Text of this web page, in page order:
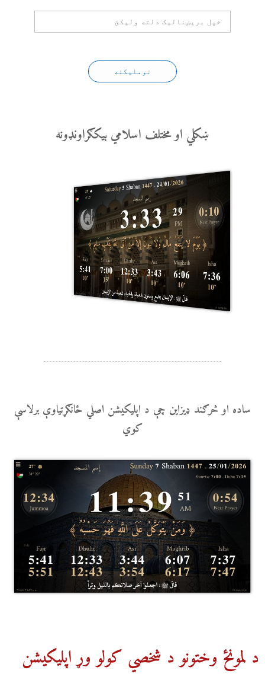
نوملیکنه
ښکلي او مختلف اسلامي بیکګراونډونه
ساده او څرګند ډیزاین چې د اپلیکیشن اصلي ځانګړتیاوې برلاسې
کوي
د لمونځ وختونو د شخصي کولو وړ اپلیکیشن